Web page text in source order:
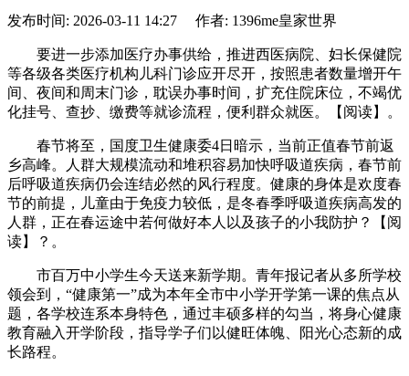
发布时间: 2026-03-11 14:27 作者: 1396me皇家世界
要进一步添加医疗办事供给，推进西医病院、妇长保健院
等各级各类医疗机构儿科门诊应开尽开，按照患者数量增开午
间、夜间和周末门诊，耽误办事时间，扩充住院床位，不竭优
化挂号、查抄、缴费等就诊流程，便利群众就医。【阅读】。
春节将至，国度卫生健康委4日暗示，当前正值春节前返
乡高峰。人群大规模流动和堆积容易加快呼吸道疾病，春节前
后呼吸道疾病仍会连结必然的风行程度。健康的身体是欢度春
节的前提，儿童由于免疫力较低，是冬春季呼吸道疾病高发的
人群，正在春运途中若何做好本人以及孩子的小我防护？【阅
读】？。
市百万中小学生今天送来新学期。青年报记者从多所学校
领会到，“健康第一”成为本年全市中小学开学第一课的焦点从
题，各学校连系本身特色，通过丰硕多样的勾当，将身心健康
教育融入开学阶段，指导学子们以健旺体魄、阳光心态新的成
长路程。